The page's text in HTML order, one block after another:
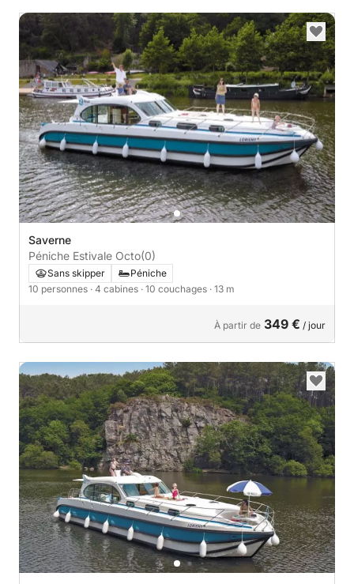
Saverne
Péniche Estivale Octo(0)
Sans skipper
Péniche
10 personnes · 4 cabines · 10 couchages · 13 m
À partir de 349 € / jour